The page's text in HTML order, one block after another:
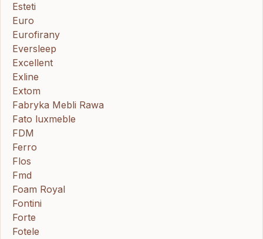
Esteti
Euro
Eurofirany
Eversleep
Excellent
Exline
Extom
Fabryka Mebli Rawa
Fato luxmeble
FDM
Ferro
Flos
Fmd
Foam Royal
Fontini
Forte
Fotele